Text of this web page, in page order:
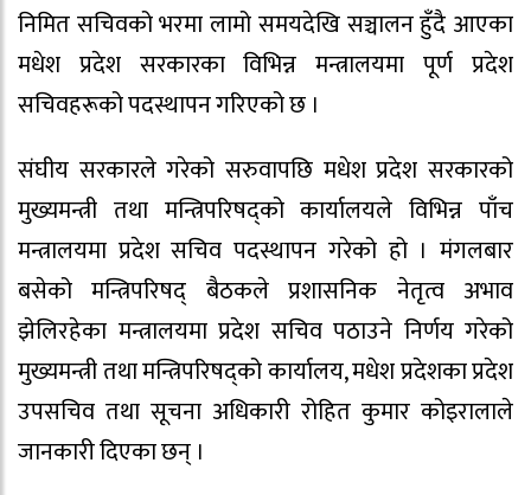
निमित सचिवको भरमा लामो समयदेखि सञ्चालन हुँदै आएका
मधेश प्रदेश सरकारका विभिन्न मन्त्रालयमा पूर्ण प्रदेश
सचिवहरूको पदस्थापन गरिएको छ ।
संघीय सरकारले गरेको सरुवापछि मधेश प्रदेश सरकारको
मुख्यमन्त्री तथा मन्त्रिपरिषद्को कार्यालयले विभिन्न पाँच
मन्त्रालयमा प्रदेश सचिव पदस्थापन गरेको हो । मंगलबार
बसेको मन्त्रिपरिषद् बैठकले प्रशासनिक नेतृत्व अभाव
झेलिरहेका मन्त्रालयमा प्रदेश सचिव पठाउने निर्णय गरेको
मुख्यमन्त्री तथा मन्त्रिपरिषद्को कार्यालय, मधेश प्रदेशका प्रदेश
उपसचिव तथा सूचना अधिकारी रोहित कुमार कोइरालाले
जानकारी दिएका छन् ।